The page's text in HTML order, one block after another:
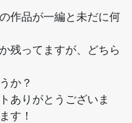
作品が一編と未だに何
残ってますが、どちら
か？
ありがとうございま
す！